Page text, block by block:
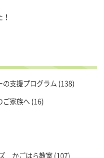
の支援プログラム (138)
ご家族へ(16)
かごはら教室(107)